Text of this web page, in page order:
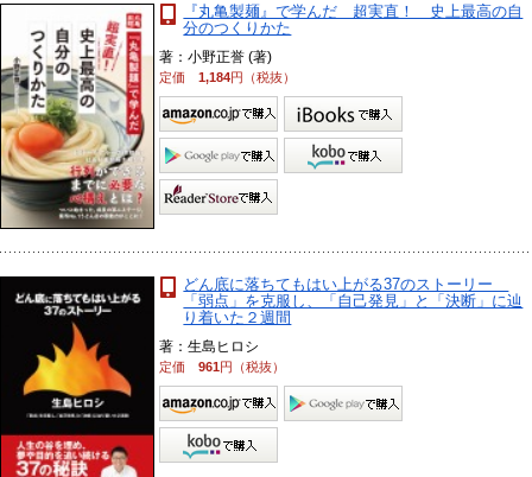
『丸亀製麺』で学んだ 超実直！ 史上最高の自
分のつくりかた
著：小野正誉 (著)
定価1,184円（税抜）
どん底に落ちてもはい上がる37のストーリー
「弱点」を克服し、「自己発見」と「決断」に辿
り着いた２週間
著：生島ヒロシ
定価961円（税抜）